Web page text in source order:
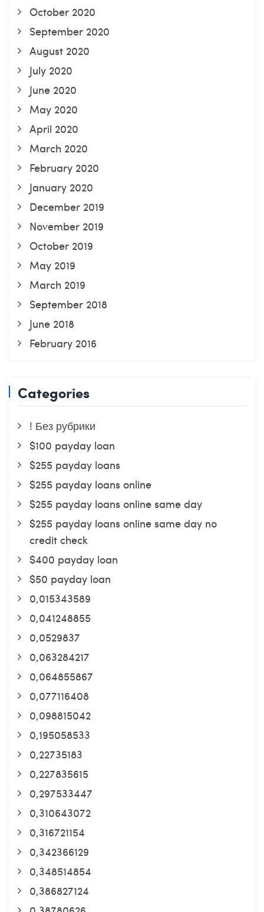
October 2020
September 2020
August 2020
July 2020
June 2020
May 2020
April 2020
March 2020
February 2020
January 2020
December 2019
November 2019
October 2019
May 2019
March 2019
September 2018
June 2018
February 2016
Categories
! Без рубрики
$100 payday loan
$255 payday loans
$255 payday loans online
$255 payday loans online same day
$255 payday loans online same day no
credit check
$400 payday loan
$50 payday loan
0,015343589
0,041248855
0,0529837
0,063284217
0,064855867
0,077116408
0,098815042
0,195058533
0,22735183
0,227835615
0,297533447
0,310643072
0,316721154
0,342366129
0,348514854
0,386827124